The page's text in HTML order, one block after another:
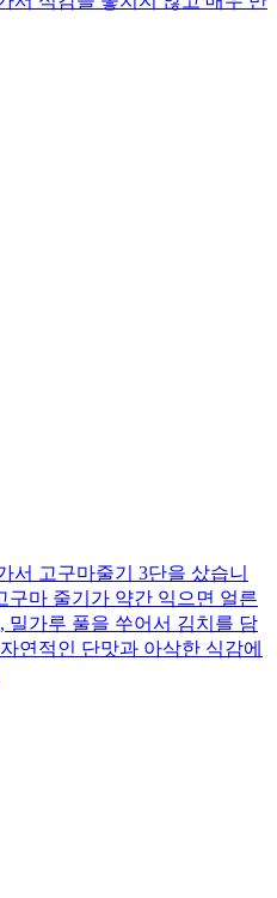
서 고구마줄기 3단을 샀습니
구마 줄기가 약간 익으면 얼른
밀가루 풀을 쑤어서 김치를 담
연적인 단맛과 아삭한 식감에